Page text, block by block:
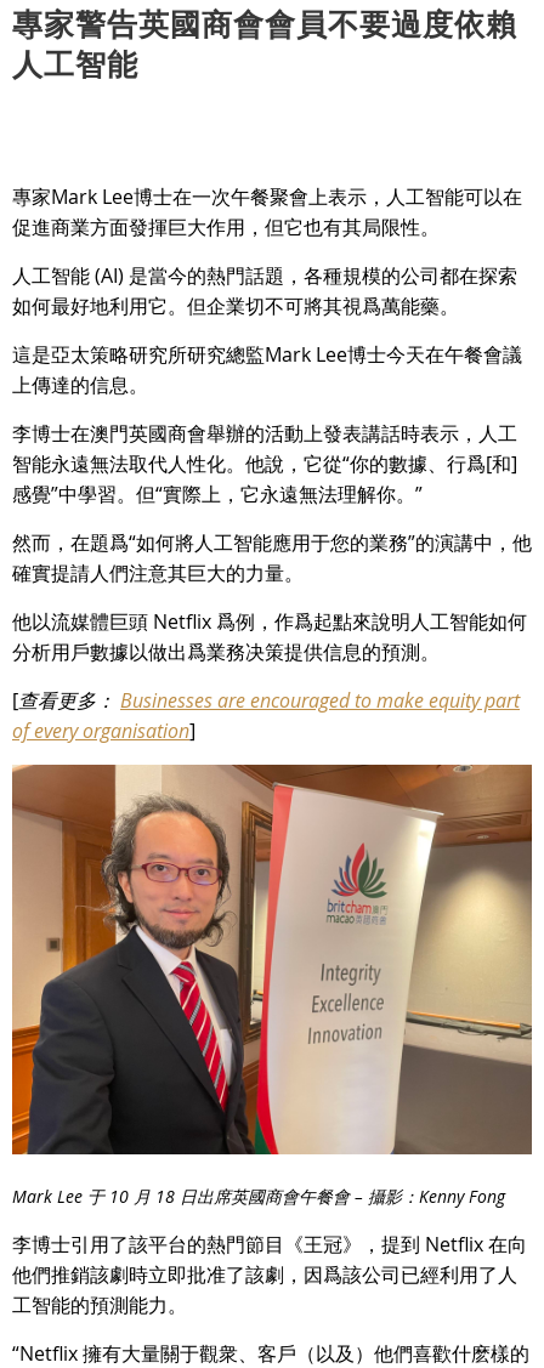
專家警告英國商會會員不要過度依賴
人工智能
專家Mark Lee博士在一次午餐聚會上表示，人工智能可以在
促進商業方面發揮巨大作用，但它也有其局限性。
人工智能 (AI) 是當今的熱門話題，各種規模的公司都在探索
如何最好地利用它。但企業切不可將其視爲萬能藥。
這是亞太策略研究所研究總監Mark Lee博士今天在午餐會議
上傳達的信息。
李博士在澳門英國商會舉辦的活動上發表講話時表示，人工
智能永遠無法取代人性化。他說，它從“你的數據、行爲[和]
感覺”中學習。但“實際上，它永遠無法理解你。”
然而，在題爲“如何將人工智能應用于您的業務”的演講中，他
確實提請人們注意其巨大的力量。
他以流媒體巨頭 Netflix 爲例，作爲起點來說明人工智能如何
分析用戶數據以做出爲業務决策提供信息的預測。
[查看更多： Businesses are encouraged to make equity part
of every organisation]
Mark Lee 于 10 月 18 日出席英國商會午餐會 – 攝影：Kenny Fong
李博士引用了該平台的熱門節目《王冠》，提到 Netflix 在向
他們推銷該劇時立即批准了該劇，因爲該公司已經利用了人
工智能的預測能力。
“Netflix 擁有大量關于觀衆、客戶（以及）他們喜歡什麽樣的